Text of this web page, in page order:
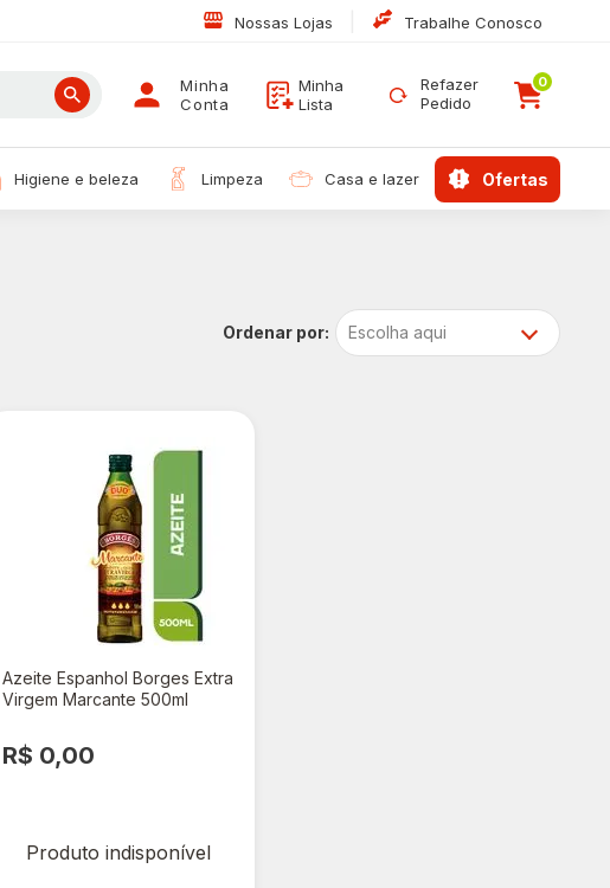
Nossas Lojas Trabalhe Conosco
Minha
Conta
Minha
Lista
Refazer
Pedido
0
higiene e beleza limpeza casa e lazer ofertas
Escolha aqui
Azeite Espanhol Borges Extra
Virgem Marcante 500ml
R$ 0,00
Produto indisponível